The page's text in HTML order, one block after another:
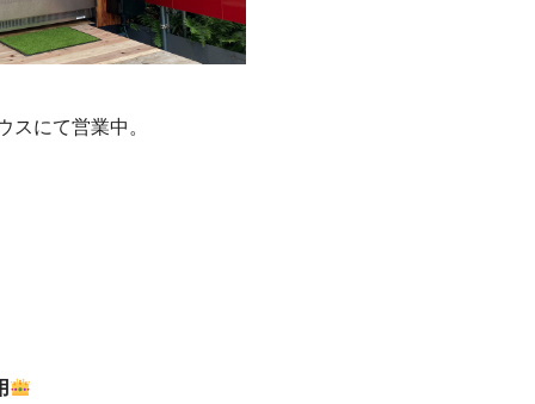
にて営業中。